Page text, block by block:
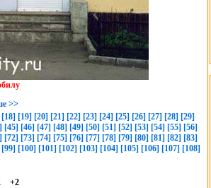
>>
[18] [19] [20] [21] [22] [23] [24] [25] [26] [27] [28] [29]
[45] [46] [47] [48] [49] [50] [51] [52] [53] [54] [55] [56]
[72] [73] [74] [75] [76] [77] [78] [79] [80] [81] [82] [83]
[99] [100] [101] [102] [103] [104] [105] [106] [107] [108]
+2